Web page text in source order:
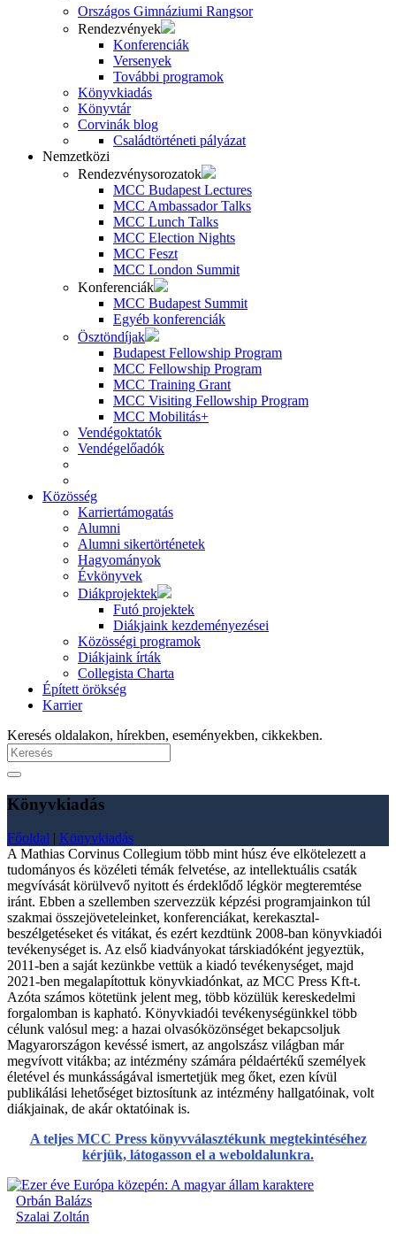
Országos Gimnáziumi Rangsor
Rendezvények
Konferenciák
Versenyek
További programok
Könyvkiadás
Könyvtár
Corvinák blog
Családtörténeti pályázat
Nemzetközi
Rendezvénysorozatok
MCC Budapest Lectures
MCC Ambassador Talks
MCC Lunch Talks
MCC Election Nights
MCC Feszt
MCC London Summit
Konferenciák
MCC Budapest Summit
Egyéb konferenciák
Ösztöndíjak
Budapest Fellowship Program
MCC Fellowship Program
MCC Training Grant
MCC Visiting Fellowship Program
MCC Mobilitás+
Vendégoktatók
Vendégelőadók
Közösség
Karriertámogatás
Alumni
Alumni sikertörténetek
Hagyományok
Évkönyvek
Diákprojektek
Futó projektek
Diákjaink kezdeményezései
Közösségi programok
Diákjaink írták
Collegista Charta
Épített örökség
Karrier
Keresés oldalakon, hírekben, eseményekben, cikkekben.
Könyvkiadás
Főoldal | Könyvkiadás
A Mathias Corvinus Collegium több mint húsz éve elkötelezett a
tudományos és közéleti témák felvetése, az intellektuális csaták
megvívását körülvevő nyitott és érdeklődő légkör megteremtése
iránt. Ebben a szellemben szervezzük képzési programjainkon túl
szakmai összejöveteleinket, konferenciákat, kerekasztal-
beszélgetéseket és vitákat, és ezért kezdtünk 2008-ban könyvkiadói
tevékenységet is. Az első kiadványokat társkiadóként jegyeztük,
2011-ben a saját kezünkbe vettük a kiadó tevékenységet, majd
2021-ben megalapítottuk könyvkiadónkat, az MCC Press Kft-t.
Azóta számos kötetünk jelent meg, több közülük kereskedelmi
forgalomban is kapható. Könyvkiadói tevékenységünkkel több
célunk valósul meg: a hazai olvasóközönséget bekapcsoljuk
Magyarországon kevéssé ismert, az angolszász világban már
megvívott vitákba; az intézmény számára példaértékű személyek
életével és munkásságával ismertetjük meg őket, ezen kívül
publikálási lehetőséget biztosítunk az intézmény hallgatóinak, volt
diákjainak, de akár oktatóinak is.
A teljes MCC Press könyvválasztékunk megtekintéséhez
kérjük, látogasson el a weboldalunkra.
Orbán Balázs
Szalai Zoltán